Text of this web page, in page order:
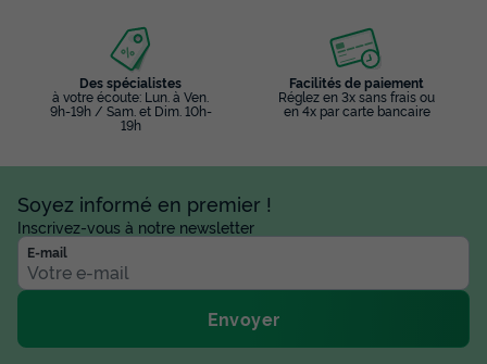
Des spécialistes
à votre écoute: Lun. à Ven.
9h-19h / Sam. et Dim. 10h-
19h
Facilités de paiement
Réglez en 3x sans frais ou
en 4x par carte bancaire
Soyez informé en premier !
Inscrivez-vous à notre newsletter
E-mail
Envoyer